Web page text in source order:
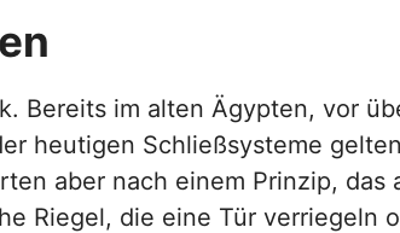
Bereits im alten Ägypten, vor
heutigen Schließsysteme
aber nach einem Prinzip, das
Riegel, die eine Tür verriegeln